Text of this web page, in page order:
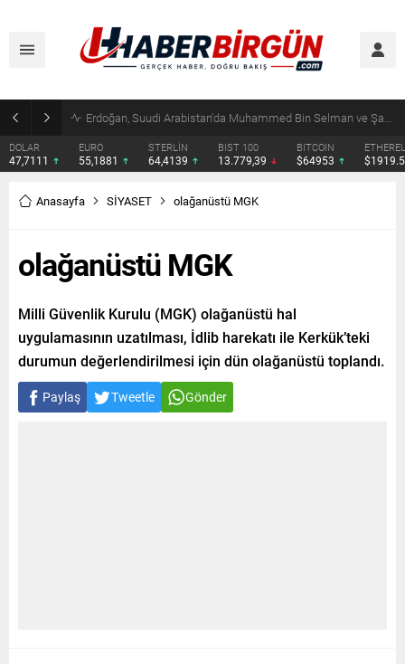
Erdoğan, Suudi Arabistan’da Muhammed Bin Selman ve Şahbaz Şerif ile Görüşecek
DOLAR
47,7111
EURO
55,1881
STERLİN
64,4139
BIST 100
13.779,39
BITCOIN
$64953
Anasayfa SİYASET olağanüstü MGK
olağanüstü MGK
Milli Güvenlik Kurulu (MGK) olağanüstü hal
uygulamasının uzatılması, İdlib harekatı ile Kerkük’teki
durumun değerlendirilmesi için dün olağanüstü toplandı.
Paylaş Tweetle Gönder